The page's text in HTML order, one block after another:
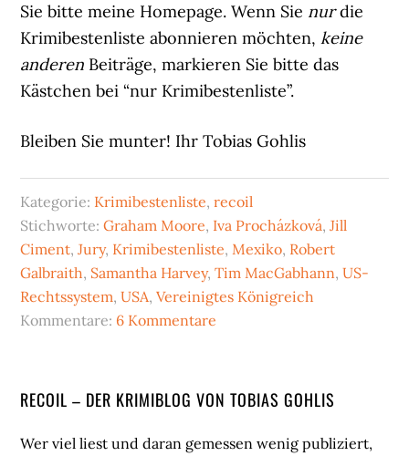
Sie bitte meine Homepage. Wenn Sie nurdie
Krimibestenliste abonnieren möchten,keine
anderen Beiträge, markieren Sie bitte das
Kästchen bei “nur Krimibestenliste”.
Bleiben Sie munter! Ihr Tobias Gohlis
Kategorie: Krimibestenliste,recoil
Stichworte:Graham Moore, Iva Procházková,Jill
Ciment,Jury, Krimibestenliste,Mexiko, Robert
Galbraith, Samantha Harvey,Tim MacGabhann,US-
Rechtssystem,USA,Vereinigtes Königreich
Kommentare: 6 Kommentare
Seitenspalte
RECOIL – DER KRIMIBLOG VON TOBIAS GOHLIS
Wer viel liest und daran gemessen wenig publiziert,